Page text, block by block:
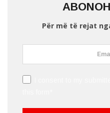
Për më të rejat